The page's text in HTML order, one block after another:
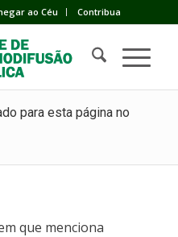
ao Céu Contribua
para esta página no
que menciona